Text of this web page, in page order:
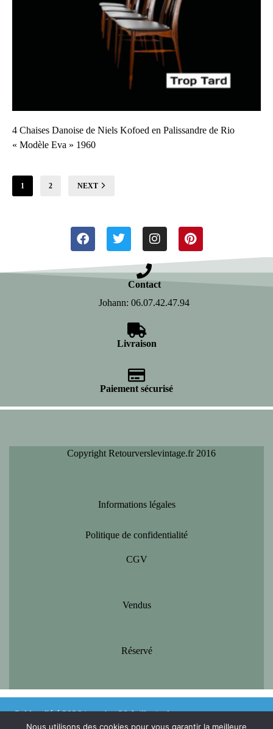
Soldes d'été 2026 jusqu'au 28 Juillet inclus
4 Chaises Danoise de Niels Kofoed en Palissandre de Rio
« Modèle Eva » 1960
1 2 NEXT
Contact
Johann: 06.07.42.47.94
Livraison
Paiement sécurisé
Copyright Retourverslevintage.fr 2016
Informations légales
Politique de confidentialité
CGV
Vendus
Réservé
Nous utilisons des cookies pour vous garantir la meilleure